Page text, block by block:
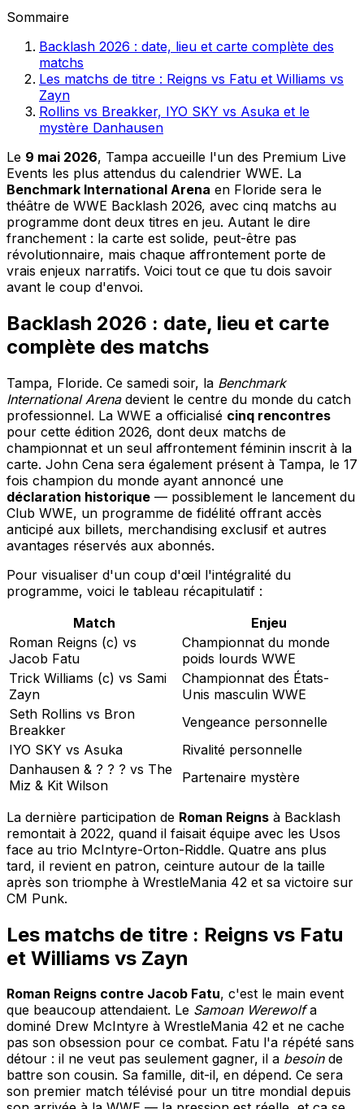
Sommaire
Backlash 2026 : date, lieu et carte complète des
matchs
Les matchs de titre : Reigns vs Fatu et Williams vs
Zayn
Rollins vs Breakker, IYO SKY vs Asuka et le
mystère Danhausen
Le 9 mai 2026, Tampa accueille l'un des Premium Live
Events les plus attendus du calendrier WWE. La
Benchmark International Arena en Floride sera le
théâtre de WWE Backlash 2026, avec cinq matchs au
programme dont deux titres en jeu. Autant le dire
franchement : la carte est solide, peut-être pas
révolutionnaire, mais chaque affrontement porte de
vrais enjeux narratifs. Voici tout ce que tu dois savoir
avant le coup d'envoi.
Backlash 2026 : date, lieu et carte
complète des matchs
Tampa, Floride. Ce samedi soir, la Benchmark
International Arenadevient le centre du monde du catch
professionnel. La WWE a officialisé cinq rencontres
pour cette édition 2026, dont deux matchs de
championnat et un seul affrontement féminin inscrit à la
carte. John Cena sera également présent à Tampa, le 17
fois champion du monde ayant annoncé une
déclaration historique — possiblement le lancement du
Club WWE, un programme de fidélité offrant accès
anticipé aux billets, merchandising exclusif et autres
avantages réservés aux abonnés.
Pour visualiser d'un coup d'œil l'intégralité du
programme, voici le tableau récapitulatif :
Match
Enjeu
Roman Reigns (c) vs
Jacob Fatu
Championnat du monde
poids lourds WWE
Trick Williams (c) vs Sami
Zayn
Championnat des États-
Unis masculin WWE
Seth Rollins vs Bron
Breakker
Vengeance personnelle
IYO SKY vs Asuka
Rivalité personnelle
Danhausen & ? ? ? vs The
Miz & Kit Wilson
Partenaire mystère
La dernière participation de Roman Reigns à Backlash
remontait à 2022, quand il faisait équipe avec les Usos
face au trio McIntyre-Orton-Riddle. Quatre ans plus
tard, il revient en patron, ceinture autour de la taille
après son triomphe à WrestleMania 42 et sa victoire sur
CM Punk.
Les matchs de titre : Reigns vs Fatu
et Williams vs Zayn
Roman Reigns contre Jacob Fatu, c'est le main event
que beaucoup attendaient. Le Samoan Werewolfa
dominé Drew McIntyre à WrestleMania 42 et ne cache
pas son obsession pour ce combat. Fatu l'a répété sans
détour : il ne veut pas seulement gagner, il a besoinde
battre son cousin. Sa famille, dit-il, en dépend. Ce sera
son premier match télévisé pour un titre mondial depuis